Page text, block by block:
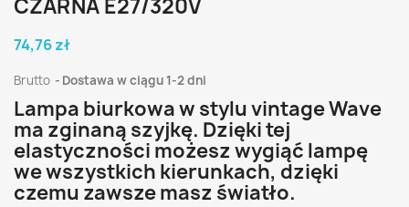
CZARNA E27/320V
74,76 zł
Brutto Dostawa w ciągu 1-2 dni
Lampa biurkowa w stylu vintage Wave
ma zginaną szyjkę. Dzięki tej
elastyczności możesz wygiąć lampę
we wszystkich kierunkach, dzięki
czemu zawsze masz światło.